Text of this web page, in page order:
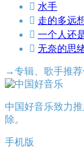
 水手
 走的多远
 一个人还
 无奈的思
→专辑、歌手推
中国好音乐致力
除。
手机版